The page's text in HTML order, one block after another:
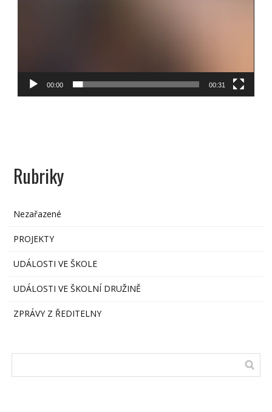
00:00 00:31
Rubriky
Nezařazené
PROJEKTY
UDÁLOSTI VE ŠKOLE
UDÁLOSTI VE ŠKOLNÍ DRUŽINĚ
ZPRÁVY Z ŘEDITELNY